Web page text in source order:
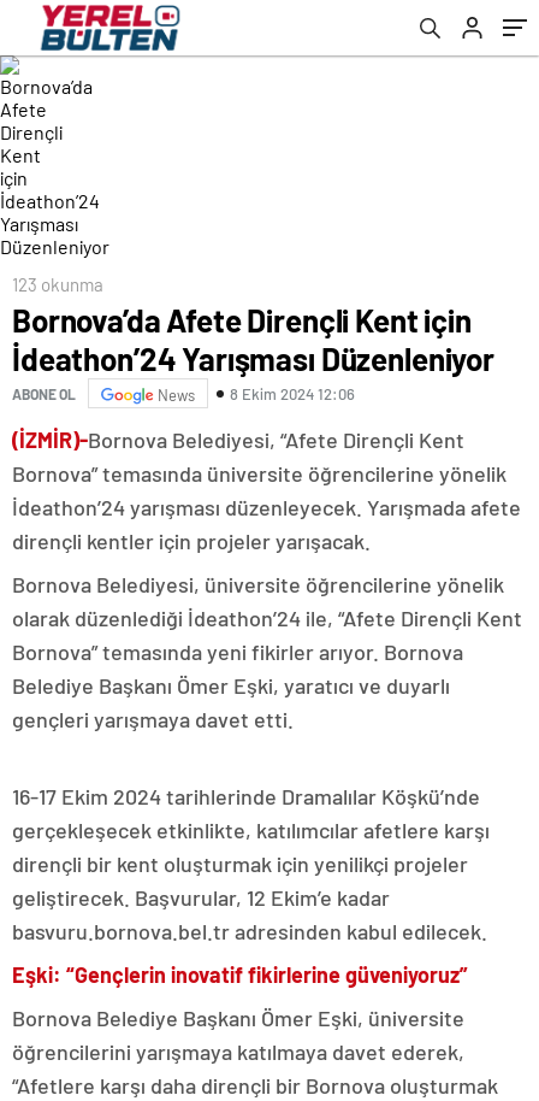
123 okunma
Bornova’da Afete Dirençli Kent için
İdeathon’24 Yarışması Düzenleniyor
ABONE OL News 8 Ekim 2024 12:06
(İZMİR)-Bornova Belediyesi, “Afete Dirençli Kent
Bornova” temasında üniversite öğrencilerine yönelik
İdeathon’24 yarışması düzenleyecek. Yarışmada afete
dirençli kentler için projeler yarışacak.
Bornova Belediyesi, üniversite öğrencilerine yönelik
olarak düzenlediği İdeathon’24 ile, “Afete Dirençli Kent
Bornova” temasında yeni fikirler arıyor. Bornova
Belediye Başkanı Ömer Eşki, yaratıcı ve duyarlı
gençleri yarışmaya davet etti.
16-17 Ekim 2024 tarihlerinde Dramalılar Köşkü’nde
gerçekleşecek etkinlikte, katılımcılar afetlere karşı
dirençli bir kent oluşturmak için yenilikçi projeler
geliştirecek. Başvurular, 12 Ekim’e kadar
basvuru.bornova.bel.tr adresinden kabul edilecek.
Eşki: “Gençlerin inovatif fikirlerine güveniyoruz”
Bornova Belediye Başkanı Ömer Eşki, üniversite
öğrencilerini yarışmaya katılmaya davet ederek,
“Afetlere karşı daha dirençli bir Bornova oluşturmak